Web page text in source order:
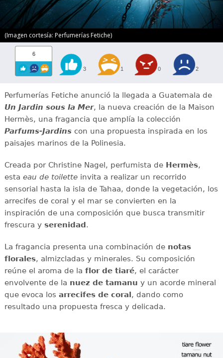
(Imagen cortesía: Perfumerías Fetiche)
6
3 1 0 2
Perfumerías Fetiche anunció la llegada a Guatemala de
Un Jardin sous la Mer, la nueva creación de la Maison
Hermès, una fragancia que amplía la colección
Parfums-Jardinscon una propuesta inspirada en los
paisajes marinos de la Polinesia.
Creada por Christine Nagel, perfumista de Hermès,
esta eau de toiletteinvita a realizar un recorrido
sensorial hasta la isla de Tahaa, donde la vegetación, los
arrecifes de coral y el mar se convierten en la
inspiración de una composición que busca transmitir
frescura y serenidad.
La fragancia presenta una combinación de notas
florales, almizcladas y minerales. Su composición
reúne el aroma de la flor de tiaré, el carácter
envolvente de la nuez de tamanu y un acorde mineral
que evoca los arrecifes de coral, dando como
resultado una propuesta fresca y delicada.